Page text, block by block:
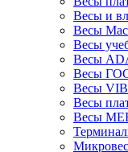
Весы и
Весы
Весы
Весы
Весы
Весы
Весы
Весы